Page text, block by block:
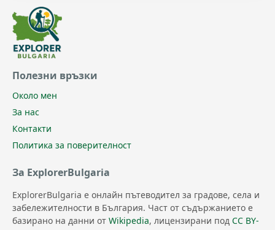
Полезни връзки
Около мен
За нас
Контакти
Политика за поверителност
За ExplorerBulgaria
ExplorerBulgaria е онлайн пътеводител за градове, села и
забележителности в България. Част от съдържанието е
базирано на данни от Wikipedia, лицензирани под CC BY-